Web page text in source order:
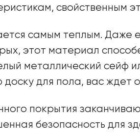
свойственным
самым теплым. Даже
этот материал
металлический сейф
для пола, вас
покрытия
безопасность для